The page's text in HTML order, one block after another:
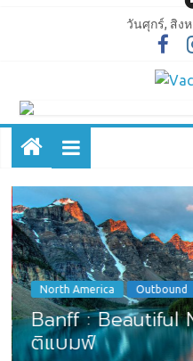
วันศุกร์, สิง
North America Outbound
Banff : Beautiful
ติแบมฟ์